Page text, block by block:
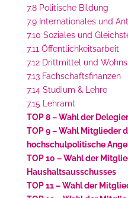
7.8 Politische Bildung
7.9 Internationales und
7.10 Soziales und
7.11 Öffentlichkeitsarbeit
7.12 Drittmittel und
7.13 Fachschaftsfinanzen
7.14 Studium & Lehre
7.15 Lehramt
TOP 8 – Wahl der
TOP 9 – Wahl Mitglieder
hochschulpolitische
TOP 10 – Wahl der
Haushaltsausschusses
TOP 11 – Wahl der